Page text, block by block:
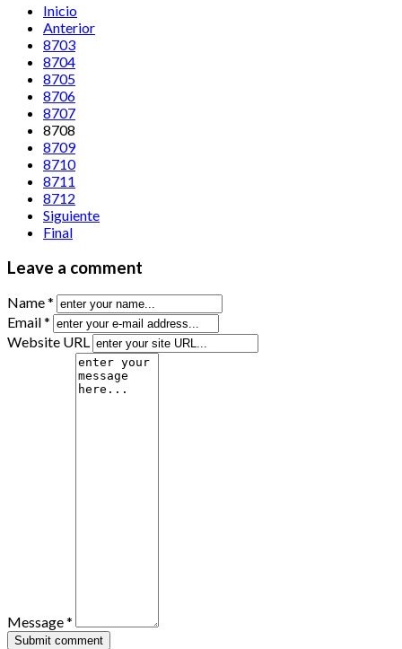
Inicio
Anterior
8703
8704
8705
8706
8707
8708
8709
8710
8711
8712
Siguiente
Final
Leave a comment
Name *
Email *
Website URL
Message *